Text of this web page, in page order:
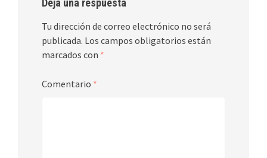
Deja una respuesta
Tu dirección de correo electrónico no será
publicada. Los campos obligatorios están
marcados con *
Comentario *